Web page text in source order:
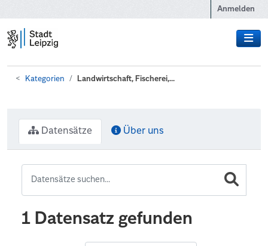
Anmelden
Kategorien Landwirtschaft, Fischerei,...
Datensätze Über uns
1 Datensatz gefunden